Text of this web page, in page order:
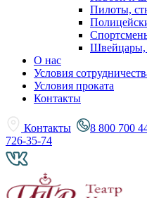
Пилоты,
Швейцары,
О нас
Условия
Условия проката
Контакты
Контакты 8 800 700
726-35-74